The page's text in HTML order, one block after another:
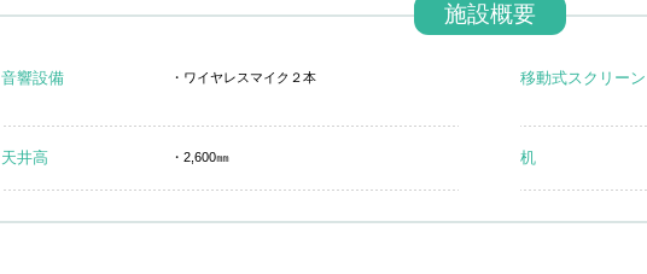
施設概要
音響設備 ・ワイヤレスマイク２本 移動式スクリーン
天井高 ・2,600㎜ 机